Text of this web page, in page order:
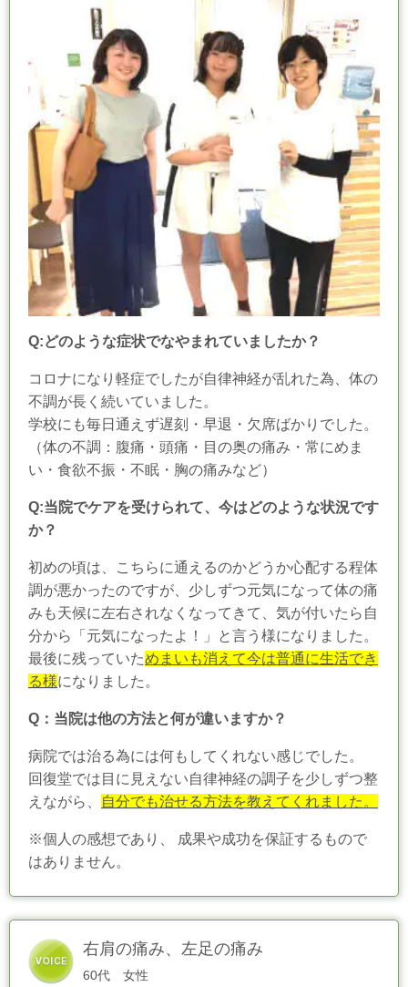
Q:どのような症状でなやまれていましたか？
コロナになり軽症でしたが自律神経が乱れた為、体の
不調が長く続いていました。
学校にも毎日通えず遅刻・早退・欠席ばかりでした。
（体の不調：腹痛・頭痛・目の奥の痛み・常にめま
い・食欲不振・不眠・胸の痛みなど）
Q:当院でケアを受けられて、今はどのような状況です
か？
初めの頃は、こちらに通えるのかどうか心配する程体
調が悪かったのですが、少しずつ元気になって体の痛
みも天候に左右されなくなってきて、気が付いたら自
分から「元気になったよ！」と言う様になりました。
最後に残っていためまいも消えて今は普通に生活でき
る様になりました。
Q：当院は他の方法と何が違いますか？
病院では治る為には何もしてくれない感じでした。
回復堂では目に見えない自律神経の調子を少しずつ整
えながら、
自分でも治せる方法を教えてくれました。
※個人の感想であり、 成果や成功を保証するもので
はありません。
右肩の痛み、左足の痛み
60代 女性